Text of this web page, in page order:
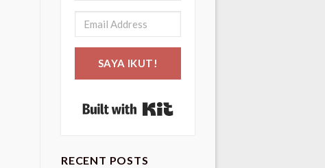
SAYA IKUT!
RECENT POSTS